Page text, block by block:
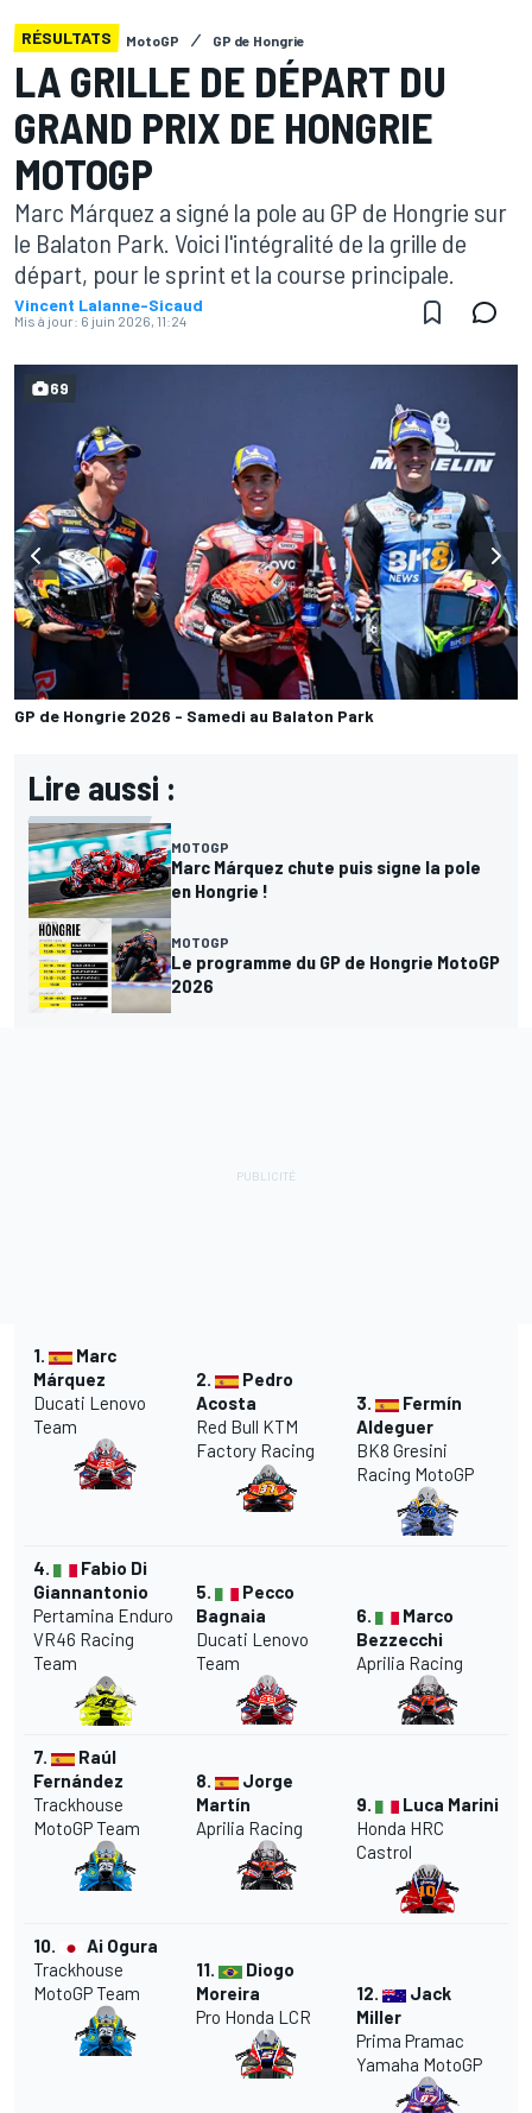
RÉSULTATS MotoGP GP de Hongrie
LA GRILLE DE DÉPART DU
GRAND PRIX DE HONGRIE
MOTOGP
Marc Márquez a signé la pole au GP de Hongrie sur
le Balaton Park. Voici l'intégralité de la grille de
départ, pour le sprint et la course principale.
Vincent Lalanne-Sicaud
Mis à jour: 6 juin 2026, 11:24
GP de Hongrie 2026 - Samedi au Balaton Park
69
Lire aussi :
MOTOGP
Marc Márquez chute puis signe la pole
en Hongrie !
MOTOGP
Le programme du GP de Hongrie MotoGP
2026
1.
Marc
Márquez
Ducati Lenovo
Team
2.
Pedro
Acosta
Red Bull KTM
Factory Racing
3.
Fermín
Aldeguer
BK8 Gresini
Racing MotoGP
4.
Fabio Di
Giannantonio
Pertamina Enduro
VR46 Racing
Team
5.
Pecco
Bagnaia
Ducati Lenovo
Team
6.
Marco
Bezzecchi
Aprilia Racing
7.
Raúl
Fernández
Trackhouse
MotoGP Team
8.
Jorge
Martín
Aprilia Racing
9.
Luca Marini
Honda HRC
Castrol
10.
Ai Ogura
Trackhouse
MotoGP Team
11.
Diogo
Moreira
Pro Honda LCR
12.
Jack
Miller
Prima Pramac
Yamaha MotoGP